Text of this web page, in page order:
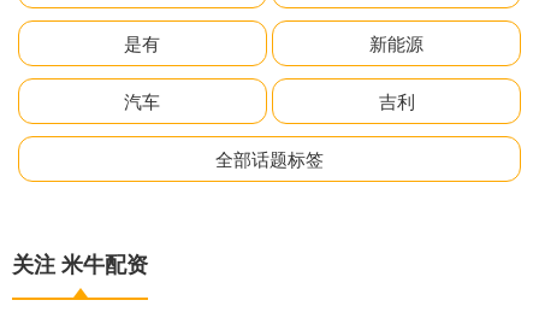
是有 新能源
汽车 吉利
全部话题标签
关注 米牛配资